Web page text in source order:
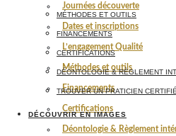
Journées découverte
Dates et inscriptions
L’engagement Qualité
Méthodes et outils
Financements
Certifications
Déontologie & Règlement
MÉTHODES ET OUTILS
FINANCEMENTS
CERTIFICATIONS
DÉONTOLOGIE & RÈGLEMENT
TROUVER UN PRATICIEN
DÉCOUVRIR EN IMAGES